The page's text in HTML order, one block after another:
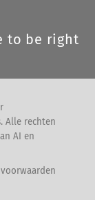
to be right
Alle rechten
AI en